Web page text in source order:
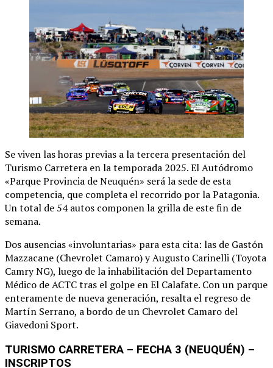
Se viven las horas previas a la tercera presentación del
Turismo Carretera en la temporada 2025. El Autódromo
«Parque Provincia de Neuquén» será la sede de esta
competencia, que completa el recorrido por la Patagonia.
Un total de 54 autos componen la grilla de este fin de
semana.
Dos ausencias «involuntarias» para esta cita: las de Gastón
Mazzacane (Chevrolet Camaro) y Augusto Carinelli (Toyota
Camry NG), luego de la inhabilitación del Departamento
Médico de ACTC tras el golpe en El Calafate. Con un parque
enteramente de nueva generación, resalta el regreso de
Martín Serrano, a bordo de un Chevrolet Camaro del
Giavedoni Sport.
TURISMO CARRETERA – FECHA 3 (NEUQUÉN) –
INSCRIPTOS